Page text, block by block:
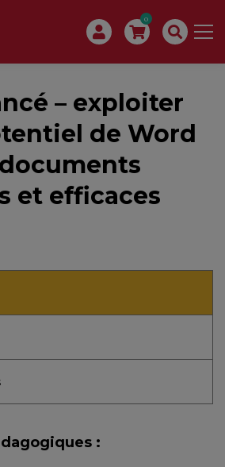
0
– exploiter
de Word
et efficaces
: